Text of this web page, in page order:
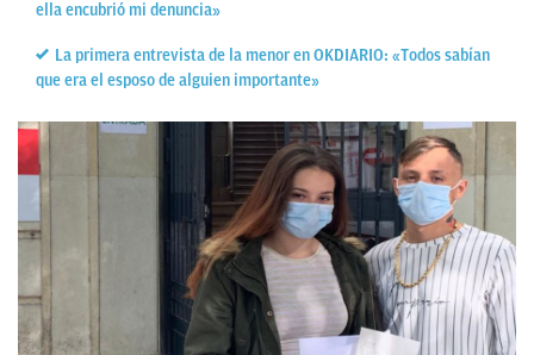
ella encubrió mi denuncia»
La primera entrevista de la menor en OKDIARIO: «Todos sabían
que era el esposo de alguien importante»